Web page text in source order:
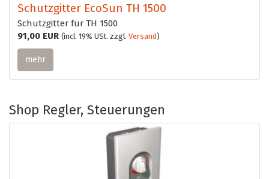
Schutzgitter EcoSun TH 1500
Schutzgitter für TH 1500
91,00 EUR (incl. 19% USt. zzgl. Versand)
mehr
Shop Regler, Steuerungen